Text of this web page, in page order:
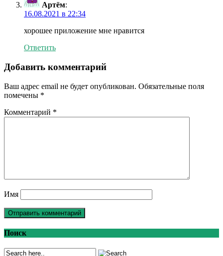
Артём:
16.08.2021 в 22:34
хорошее приложение мне нравится
Ответить
Добавить комментарий
Ваш адрес email не будет опубликован. Обязательные поля
помечены *
Комментарий *
Имя
Поиск